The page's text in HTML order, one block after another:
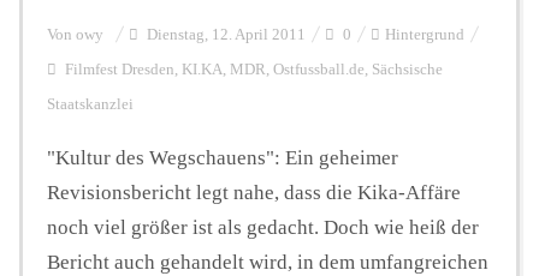
Von owy Dienstag, 12. April 2011 0 Hintergrund
Filmfest Dresden, KI.KA, MDR, Ostfussball.de, Sächsische
Staatskanzlei
"Kultur des Wegschauens": Ein geheimer
Revisionsbericht legt nahe, dass die Kika-Affäre
noch viel größer ist als gedacht. Doch wie heiß der
Bericht auch gehandelt wird, in dem umfangreichen